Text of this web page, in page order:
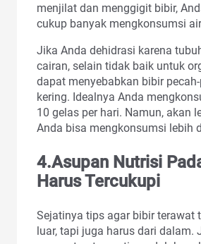
menjilat dan menggigit bibir,
cukup banyak mengkonsumsi
Jika Anda dehidrasi karena
cairan, selain tidak baik untuk
dapat menyebabkan bibir
kering. Idealnya Anda
10 gelas per hari. Namun, akan
Anda bisa mengkonsumsi lebih
4.Asupan Nutrisi
Harus Tercukupi
Sejatinya tips agar bibir terawat
luar, tapi juga harus dari dalam.